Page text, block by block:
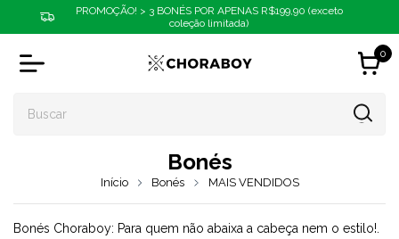
PROMOÇÃO! > 3 BONÉS POR APENAS R$199,90 (exceto
coleção limitada)
0
Bonés
Início Bonés MAIS VENDIDOS
Bonés Choraboy: Para quem não abaixa a cabeça nem o estilo!.